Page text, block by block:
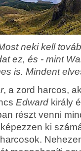
neki kell
ez, és - mint
is. Mindent
, a zord harcos,
Edward király
részt venni
ki